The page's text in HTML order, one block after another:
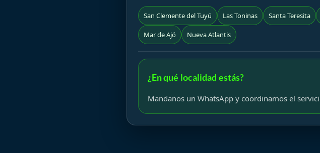
San Clemente del Tuyú Las Toninas Santa Teresita
Mar de Ajó Nueva Atlantis
¿En qué localidad estás?
Mandanos un WhatsApp y coordinamos el